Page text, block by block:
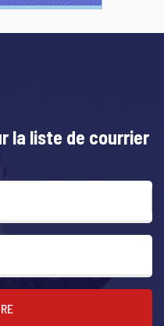
la liste de courrier